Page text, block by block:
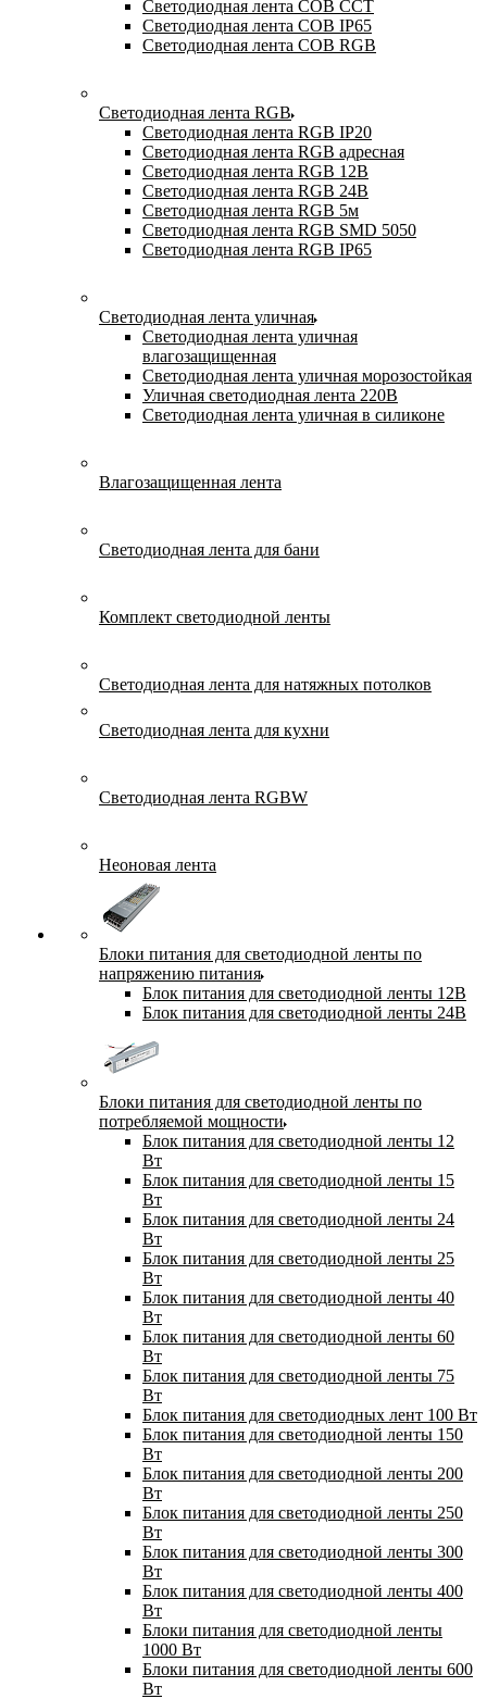
Светодиодная лента COB CCT
Светодиодная лента COB IP65
Светодиодная лента COB RGB
Светодиодная лента RGB
Светодиодная лента RGB IP20
Светодиодная лента RGB адресная
Светодиодная лента RGB 12В
Светодиодная лента RGB 24В
Светодиодная лента RGB 5м
Светодиодная лента RGB SMD 5050
Светодиодная лента RGB IP65
Светодиодная лента уличная
Светодиодная лента уличная
влагозащищенная
Светодиодная лента уличная морозостойкая
Уличная светодиодная лента 220В
Светодиодная лента уличная в силиконе
Влагозащищенная лента
Светодиодная лента для бани
Комплект светодиодной ленты
Светодиодная лента для натяжных потолков
Светодиодная лента для кухни
Светодиодная лента RGBW
Неоновая лента
Блоки питания для светодиодной ленты по
напряжению питания
Блок питания для светодиодной ленты 12В
Блок питания для светодиодной ленты 24В
Блоки питания для светодиодной ленты по
потребляемой мощности
Блок питания для светодиодной ленты 12
Вт
Блок питания для светодиодной ленты 15
Вт
Блок питания для светодиодной ленты 24
Вт
Блок питания для светодиодной ленты 25
Вт
Блок питания для светодиодной ленты 40
Вт
Блок питания для светодиодной ленты 60
Вт
Блок питания для светодиодной ленты 75
Вт
Блок питания для светодиодных лент 100 Вт
Блок питания для светодиодной ленты 150
Вт
Блок питания для светодиодной ленты 200
Вт
Блок питания для светодиодной ленты 250
Вт
Блок питания для светодиодной ленты 300
Вт
Блок питания для светодиодной ленты 400
Вт
Блоки питания для светодиодной ленты
1000 Вт
Блоки питания для светодиодной ленты 600
Вт